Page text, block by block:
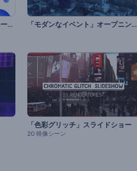
彩色鮮やかなイベントのプロモーションビデオ 「モダンなイベント」オープニング動画
「色彩グリッチ」スライドショー
20 映像シーン